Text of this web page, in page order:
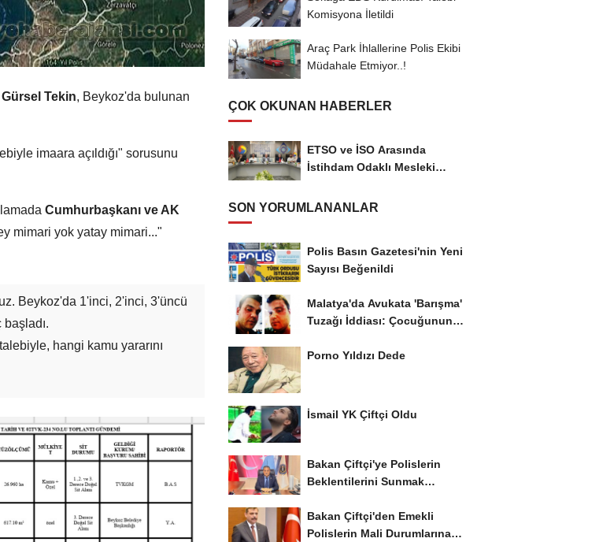
Tekin, Beykoz'da bulunan
imaara açıldığı" sorusunu
Cumhurbaşkanı ve AK
mimari yok yatay mimari..."
Beykoz'da 1'inci, 2'inci, 3'üncü
başladı.
hangi kamu yararını
Komisyona İletildi
Araç Park İhlallerine Polis Ekibi
Müdahale Etmiyor..!
ÇOK OKUNAN HABERLER
ETSO ve İSO Arasında
İstihdam Odaklı Mesleki
SON YORUMLANANLAR
Polis Basın Gazetesi'nin Yeni
Sayısı Beğenildi
Malatya'da Avukata 'Barışma'
Tuzağı İddiası: Çocuğunun
Porno Yıldızı Dede
İsmail YK Çiftçi Oldu
Bakan Çiftçi'ye Polislerin
Beklentilerini Sunmak
Bakan Çiftçi'den Emekli
Polislerin Mali Durumlarına